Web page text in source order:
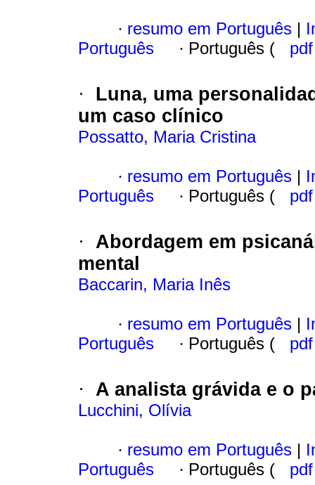
· resumo em Português |
Português
· Português (
·
Luna, uma
um caso clínico
Possatto, Maria Cristina
· resumo em Português |
Português
· Português (
·
Abordagem em
mental
Baccarin, Maria Inês
· resumo em Português |
Português
· Português (
· A analista grávida e o
Lucchini, Olívia
· resumo em Português |
Português
· Português (